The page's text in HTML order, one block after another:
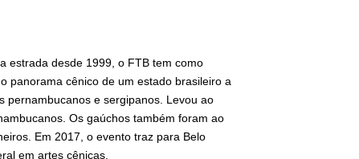
estrada desde 1999, o FTB tem como
panorama cênico de um estado brasileiro a
pernambucanos e sergipanos. Levou ao
Os gaúchos também foram ao
Em 2017, o evento traz para Belo
em artes cênicas.